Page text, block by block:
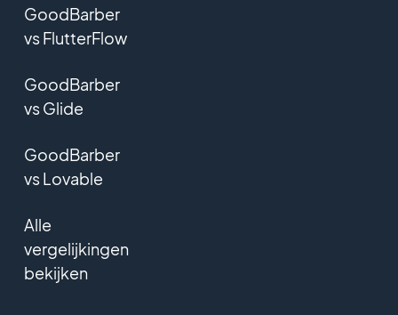
GoodBarber
vs FlutterFlow
GoodBarber
vs Glide
GoodBarber
vs Lovable
Alle
vergelijkingen
bekijken